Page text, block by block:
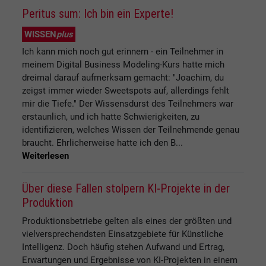
Peritus sum: Ich bin ein Experte!
WISSEN plus
Ich kann mich noch gut erinnern - ein Teilnehmer in
meinem Digital Business Modeling-Kurs hatte mich
dreimal darauf aufmerksam gemacht: "Joachim, du
zeigst immer wieder Sweetspots auf, allerdings fehlt
mir die Tiefe." Der Wissensdurst des Teilnehmers war
erstaunlich, und ich hatte Schwierigkeiten, zu
identifizieren, welches Wissen der Teilnehmende genau
braucht. Ehrlicherweise hatte ich den B...
Weiterlesen
Über diese Fallen stolpern KI-Projekte in der
Produktion
Produktionsbetriebe gelten als eines der größten und
vielversprechendsten Einsatzgebiete für Künstliche
Intelligenz. Doch häufig stehen Aufwand und Ertrag,
Erwartungen und Ergebnisse von KI-Projekten in einem